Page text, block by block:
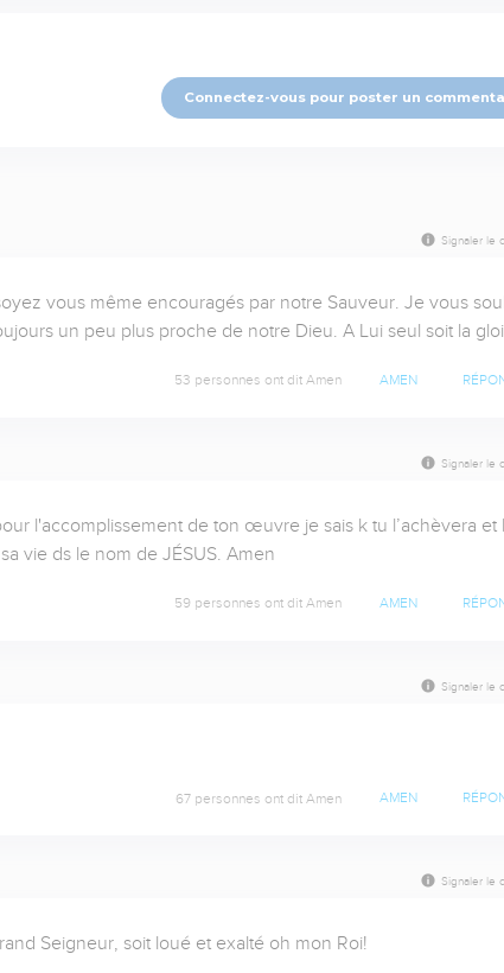
Connectez-vous pour poster un
Signaler le
vous même encouragés par notre Sauveur. Je vous
un peu plus proche de notre Dieu. A Lui seul soit la
53 personnes ont dit Amen AMEN
Signaler le
l'accomplissement de ton œuvre je sais k tu l’achèvera et
vie ds le nom de JÉSUS. Amen
59 personnes ont dit Amen AMEN
Signaler le
67 personnes ont dit Amen AMEN
Signaler le
Seigneur, soit loué et exalté oh mon Roi!